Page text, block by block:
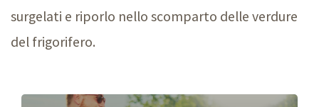
surgelati e riporlo nello scomparto delle verdure
del frigorifero.